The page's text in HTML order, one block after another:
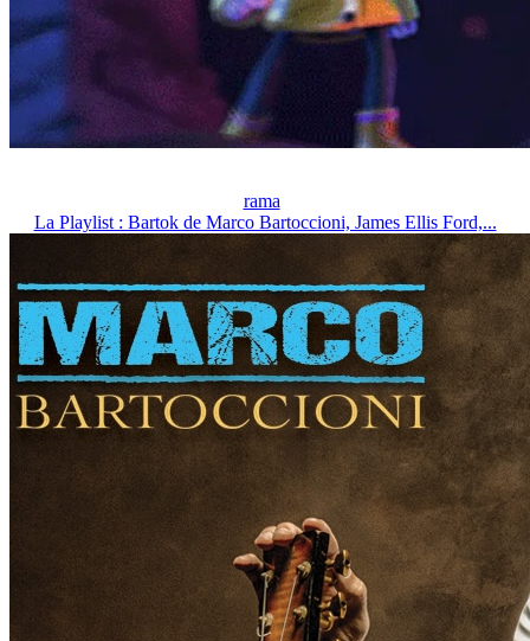
rama
La Playlist : Bartok de Marco Bartoccioni, James Ellis Ford,...